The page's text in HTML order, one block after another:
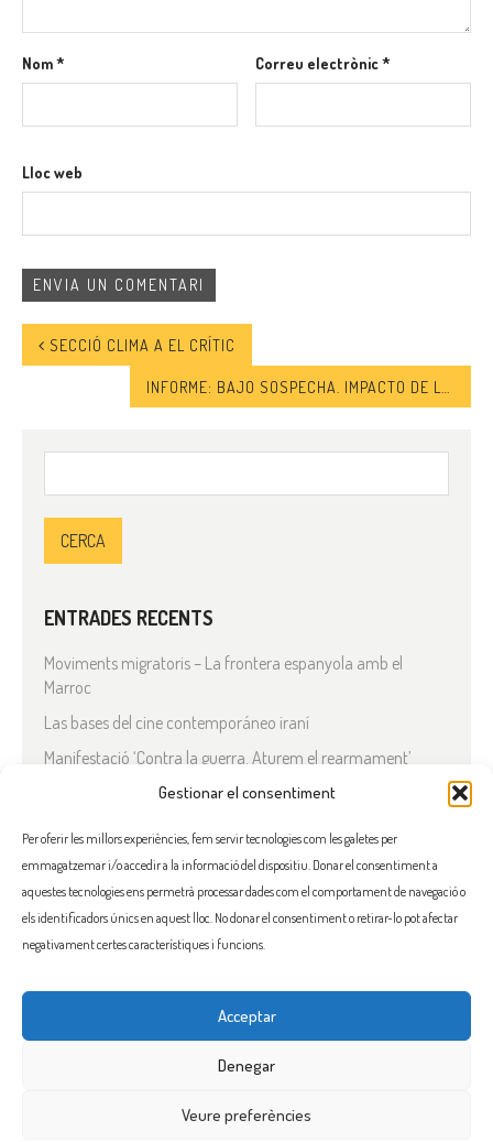
Gestionar el consentiment
Per oferir les millors experiències, fem servir tecnologies com les galetes per
emmagatzemar i/o accedir a la informació del dispositiu. Donar el consentiment a
aquestes tecnologies ens permetrà processar dades com el comportament de navegació o
els identificadors únics en aquest lloc. No donar el consentiment o retirar-lo pot afectar
negativament certes característiques i funcions.
Acceptar
Denegar
Veure preferències
Nom* Correu electrònic*
Lloc web
SECCIÓ CLIMA A EL CRÍTIC
ENTRADES RECENTS
Moviments migratoris – La frontera espanyola amb el
Marroc
Las bases del cine contemporáneo iraní
Manifestació ‘Contra la guerra. Aturem el rearmament’
En solidaritat amb el Líban
Què està passant a l’Iran?
COMENTARIS RECENTS